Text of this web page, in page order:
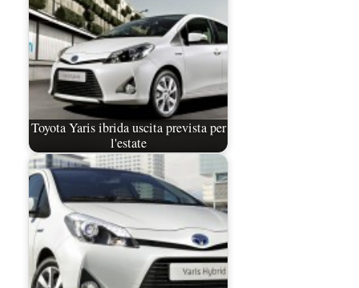
Toyota Yaris ibrida uscita prevista per
l'estate